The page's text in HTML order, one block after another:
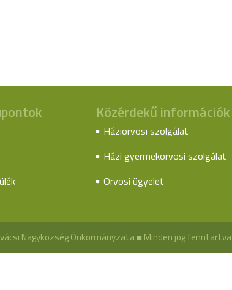
Közérdekű információk
Háziorvosi szolgálat
Házi gyermekorvosi szolgálat
Orvosi ügyelet
Nagyközség Önkormányzata ■ Minden jog fenntartva